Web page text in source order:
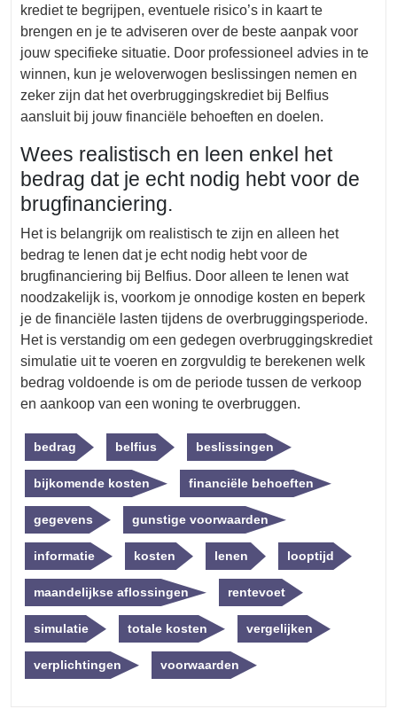
krediet te begrijpen, eventuele risico’s in kaart te
brengen en je te adviseren over de beste aanpak voor
jouw specifieke situatie. Door professioneel advies in te
winnen, kun je weloverwogen beslissingen nemen en
zeker zijn dat het overbruggingskrediet bij Belfius
aansluit bij jouw financiële behoeften en doelen.
Wees realistisch en leen enkel het
bedrag dat je echt nodig hebt voor de
brugfinanciering.
Het is belangrijk om realistisch te zijn en alleen het
bedrag te lenen dat je echt nodig hebt voor de
brugfinanciering bij Belfius. Door alleen te lenen wat
noodzakelijk is, voorkom je onnodige kosten en beperk
je de financiële lasten tijdens de overbruggingsperiode.
Het is verstandig om een gedegen overbruggingskrediet
simulatie uit te voeren en zorgvuldig te berekenen welk
bedrag voldoende is om de periode tussen de verkoop
en aankoop van een woning te overbruggen.
bedrag belfius beslissingen
bijkomende kosten financiële behoeften
gegevens gunstige voorwaarden
informatie kosten lenen looptijd
maandelijkse aflossingen rentevoet
simulatie totale kosten vergelijken
verplichtingen voorwaarden